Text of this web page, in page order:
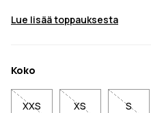
Lue lisää toppauksesta
Koko
XXS XS S